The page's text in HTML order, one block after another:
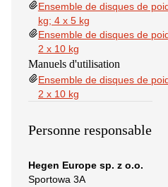
Ensemble de disques de
kg; 4 x 5 kg
Ensemble de disques de
2 x 10 kg
Manuels d'utilisation
Ensemble de disques de
2 x 10 kg
Personne responsable
Hegen Europe sp. z o.o.
Sportowa 3A